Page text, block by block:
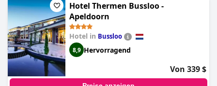
Hotel Thermen Bussloo -
Apeldoorn
Hotel in Bussloo
8,9 Hervorragend
Von 339 $